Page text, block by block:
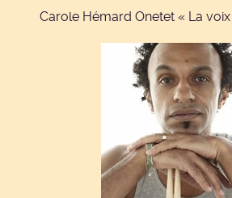
Carole Hémard Onetet « La voix